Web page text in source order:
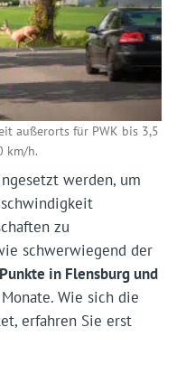
außerorts für PWK bis 3,5
km/h.
werden, um
zu
schwerwiegend der
in Flensburg und
Wie sich die
erfahren Sie erst